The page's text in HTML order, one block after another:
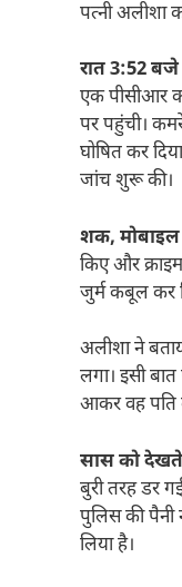
पत्नी अलीशा
रात 3:52
एक पीसीआर
पर पहुंची।
घोषित कर
जांच शुरू की।
शक,
किए और
जुर्म कबूल कर
अलीशा ने
लगा। इसी
आकर वह पति
सास को देखते
बुरी तरह डर
पुलिस की पैनी
लिया है।